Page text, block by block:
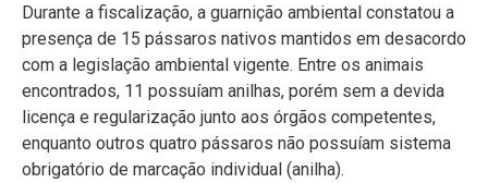
Durante a fiscalização, a guarnição ambiental constatou a
presença de 15 pássaros nativos mantidos em desacordo
com a legislação ambiental vigente. Entre os animais
encontrados, 11 possuíam anilhas, porém sem a devida
licença e regularização junto aos órgãos competentes,
enquanto outros quatro pássaros não possuíam sistema
obrigatório de marcação individual (anilha).